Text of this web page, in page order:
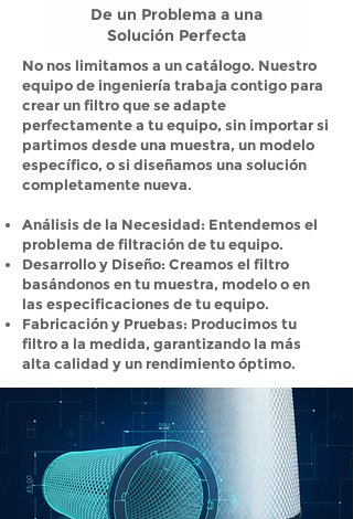
De un Problema a una
Solución Perfecta
No nos limitamos a un catálogo. Nuestro
equipo de ingeniería trabaja contigo para
crear un filtro que se adapte
perfectamente a tu equipo, sin importar si
partimos desde una muestra, un modelo
específico, o si diseñamos una solución
completamente nueva.
Análisis de la Necesidad: Entendemos el
problema de filtración de tu equipo.
Desarrollo y Diseño: Creamos el filtro
basándonos en tu muestra, modelo o en
las especificaciones de tu equipo.
Fabricación y Pruebas: Producimos tu
filtro a la medida, garantizando la más
alta calidad y un rendimiento óptimo.